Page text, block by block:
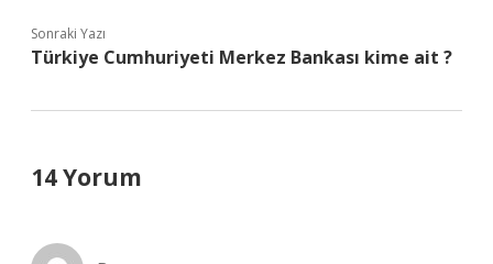
Sonraki Yazı
Türkiye Cumhuriyeti Merkez Bankası kime ait ?
14 Yorum